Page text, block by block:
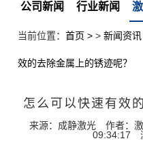
公司新闻 行业新闻
当前位置：首页 >新闻资讯
效的去除金属上的锈迹呢？
怎么可以快速有效
来源：成静激光 作者：
09:34:17